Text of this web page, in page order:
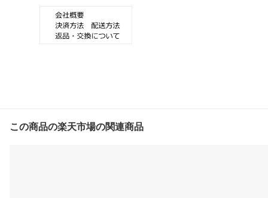
この商品の楽天市場の関連商品